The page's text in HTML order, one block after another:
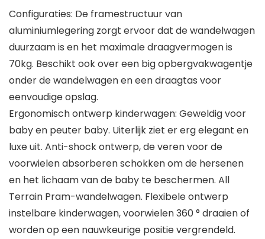
Configuraties: De framestructuur van
aluminiumlegering zorgt ervoor dat de wandelwagen
duurzaam is en het maximale draagvermogen is
70kg. Beschikt ook over een big opbergvakwagentje
onder de wandelwagen en een draagtas voor
eenvoudige opslag.
Ergonomisch ontwerp kinderwagen: Geweldig voor
baby en peuter baby. Uiterlijk ziet er erg elegant en
luxe uit. Anti-shock ontwerp, de veren voor de
voorwielen absorberen schokken om de hersenen
en het lichaam van de baby te beschermen. All
Terrain Pram-wandelwagen. Flexibele ontwerp
instelbare kinderwagen, voorwielen 360 ° draaien of
worden op een nauwkeurige positie vergrendeld.